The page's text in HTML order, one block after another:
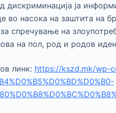
дискриминација ја
во насока на заштита на
спречување на
на пол, род и родов
линк: https://kszd.mk/wp-